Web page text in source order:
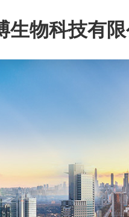
生物科技有